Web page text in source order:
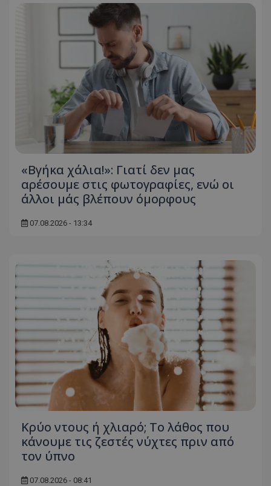
«Βγήκα χάλια!»: Γιατί δεν μας
αρέσουμε στις φωτογραφίες, ενώ οι
άλλοι μάς βλέπουν όμορφους
07.08.2026 - 13:34
Κρύο ντους ή χλιαρό; Το λάθος που
κάνουμε τις ζεστές νύχτες πριν από
τον ύπνο
07.08.2026 - 08:41